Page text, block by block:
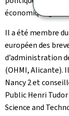
économique
Il a été membre
européen des
d’administration
(OHMI, Alicante).
Nancy 2 et
Public Henri
Science and